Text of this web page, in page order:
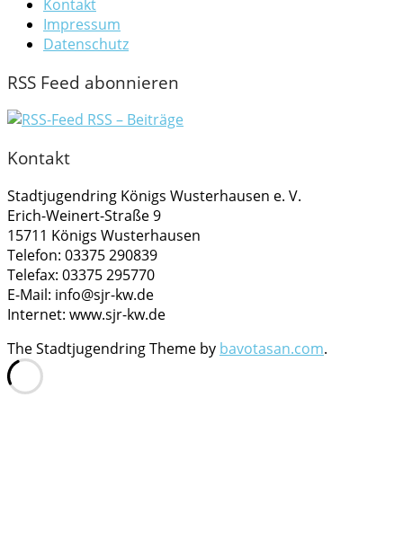
Kontakt
Impressum
Datenschutz
RSS Feed abonnieren
RSS – Beiträge
Kontakt
Stadtjugendring Königs Wusterhausen e. V.
Erich-Weinert-Straße 9
15711 Königs Wusterhausen
Telefon: 03375 290839
Telefax: 03375 295770
E-Mail: info@sjr-kw.de
Internet: www.sjr-kw.de
The Stadtjugendring Theme by bavotasan.com.